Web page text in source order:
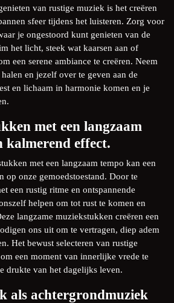
van rustige muziek is het creëren
sfeer tijdens het luisteren. Zorg voor
je ongestoord kunt genieten van de
het licht, steek wat kaarsen aan of
een serene ambiance te creëren. Neem
en jezelf over te geven aan de
en lichaam in harmonie komen en je
met een langzaam
kalmerend effect.
met een langzaam tempo kan een
op onze gemoedstoestand. Door te
een rustig ritme en ontspannende
helpen om tot rust te komen en
langzame muziekstukken creëren een
ons uit om te vertragen, diep adem
Het bewust selecteren van rustige
een moment van innerlijke vrede te
drukte van het dagelijks leven.
als achtergrondmuziek